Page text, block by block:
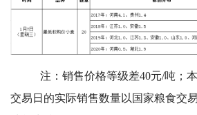
注：销售价格等级差40元/吨；
交易日的实际销售数量以国家粮食交